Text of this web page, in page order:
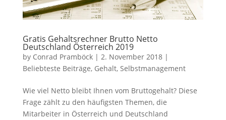
Gratis Gehaltsrechner Brutto Netto
Deutschland Österreich 2019
by Conrad Pramböck| 2. November 2018|
Beliebteste Beiträge, Gehalt, Selbstmanagement
Wie viel Netto bleibt Ihnen vom Bruttogehalt? Diese
Frage zählt zu den häufigsten Themen, die
Mitarbeiter in Österreich und Deutschland